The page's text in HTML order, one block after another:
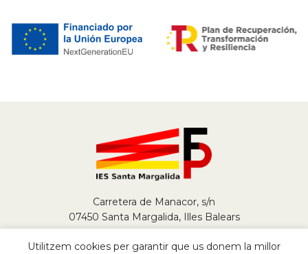
Carretera de Manacor, s/n
07450 Santa Margalida, Illes Balears
Tel.+34 971 784 290
Utilitzem cookies per garantir que us donem la millor